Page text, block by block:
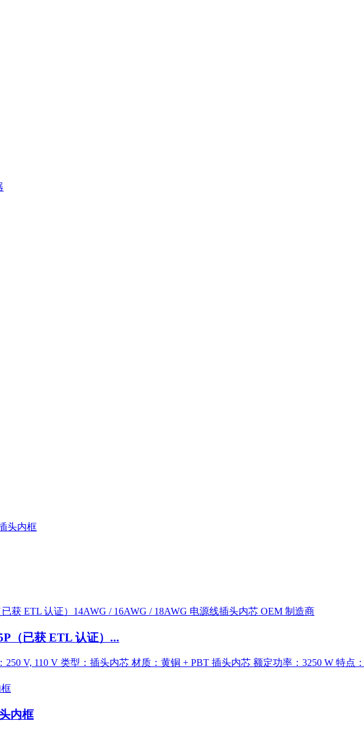
头内框
（已获 ETL 认证）...
V, 110 V 类型：插头内芯 材质：黄铜 + PBT 插头内芯 额定功率：3250 W 特
内框